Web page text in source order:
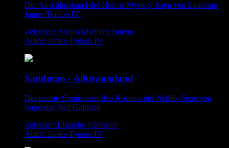
Der Abschlussband der Horror-Mystery-Saga von Superstar
James Tynion IV.
Zeichner: Alvaro Martinez Bueno
Autor: James Tynion IV
Sandman - Albtraumland
Der neuste Comic über den Kosmos der Netflix-Serie von
Superstar Neil Gaiman!
Zeichner: Lisandro Estherren
Autor: James Tynion IV